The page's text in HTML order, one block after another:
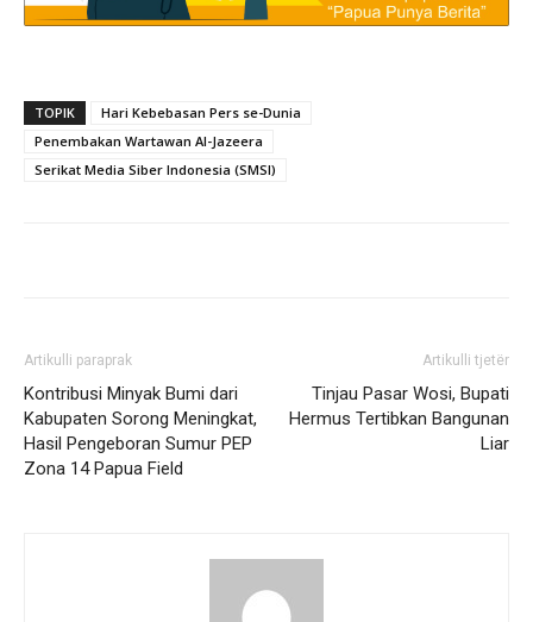
TOPIK
Hari Kebebasan Pers se-Dunia
Penembakan Wartawan Al-Jazeera
Serikat Media Siber Indonesia (SMSI)
Artikulli paraprak
Kontribusi Minyak Bumi dari
Kabupaten Sorong Meningkat,
Hasil Pengeboran Sumur PEP
Zona 14 Papua Field
Artikulli tjetër
Tinjau Pasar Wosi, Bupati
Hermus Tertibkan Bangunan
Liar